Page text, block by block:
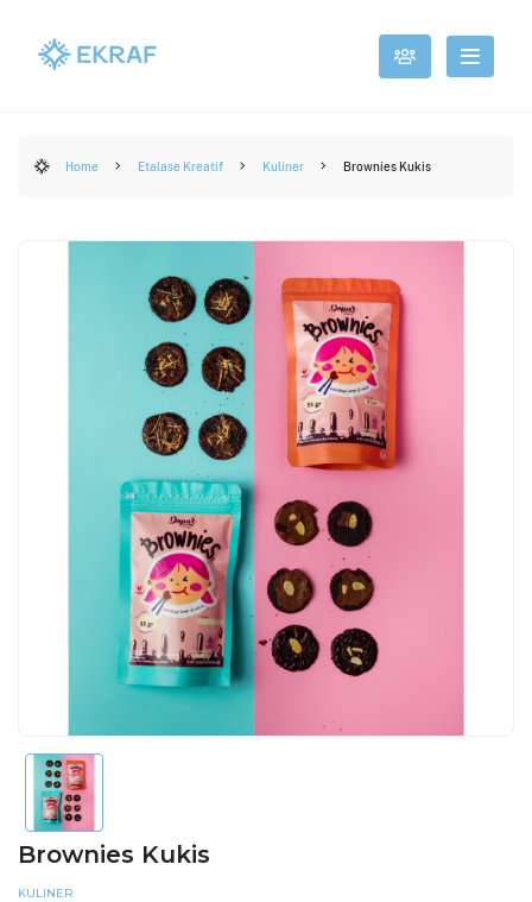
Home Etalase Kreatif Kuliner Brownies Kukis
Brownies Kukis
KULINER